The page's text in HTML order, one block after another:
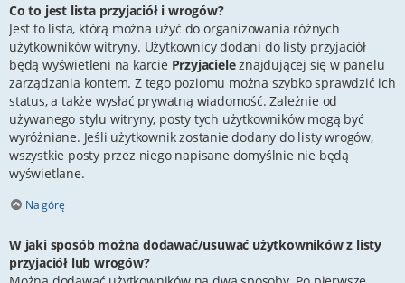
Co to jest lista przyjaciół i wrogów?
Jest to lista, którą można użyć do organizowania różnych
użytkowników witryny. Użytkownicy dodani do listy przyjaciół
będą wyświetleni na karcie Przyjacieleznajdującej się w panelu
zarządzania kontem. Z tego poziomu można szybko sprawdzić ich
status, a także wysłać prywatną wiadomość. Zależnie od
używanego stylu witryny, posty tych użytkowników mogą być
wyróżniane. Jeśli użytkownik zostanie dodany do listy wrogów,
wszystkie posty przez niego napisane domyślnie nie będą
wyświetlane.
Na górę
W jaki sposób można dodawać/usuwać użytkowników z listy
przyjaciół lub wrogów?